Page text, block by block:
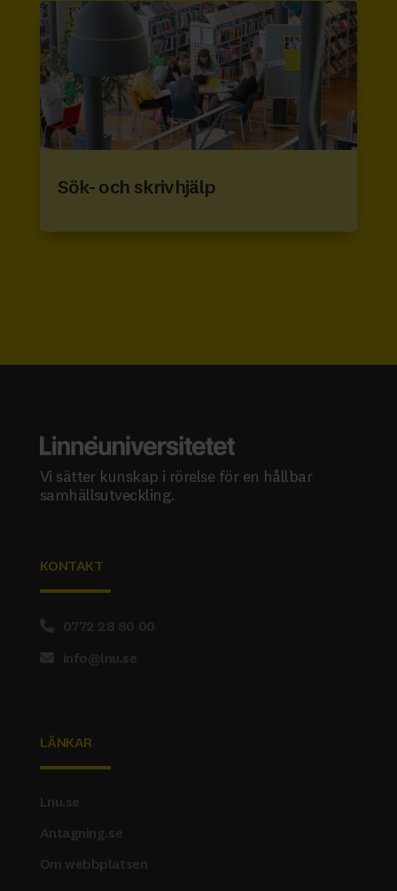
Sök- och skrivhjälp
Vi sätter kunskap i rörelse för en hållbar
samhällsutveckling.
KONTAKT
0772 28 80 00
info@lnu.se
LÄNKAR
Lnu.se
Antagning.se
Om webbplatsen